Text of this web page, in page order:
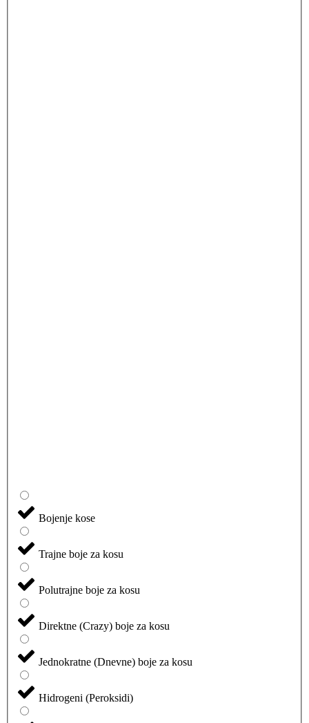
Bojenje kose
Trajne boje za kosu
Polutrajne boje za kosu
Direktne (Crazy) boje za kosu
Jednokratne (Dnevne) boje za kosu
Hidrogeni (Peroksidi)